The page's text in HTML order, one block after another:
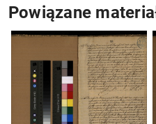
Powiązane